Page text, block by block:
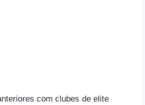
com clubes de elite